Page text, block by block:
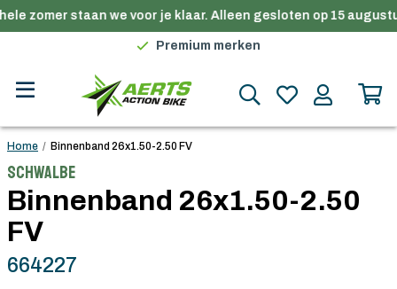
zomer staan we voor je klaar. Alleen gesloten op 15
Gratis verzending in België vanaf €100
Premium merken
Gratis verzending in België vanaf €100
Home / Binnenband 26x1.50-2.50 FV
Schwalbe
Binnenband 26x1.50-2.50
FV
664227